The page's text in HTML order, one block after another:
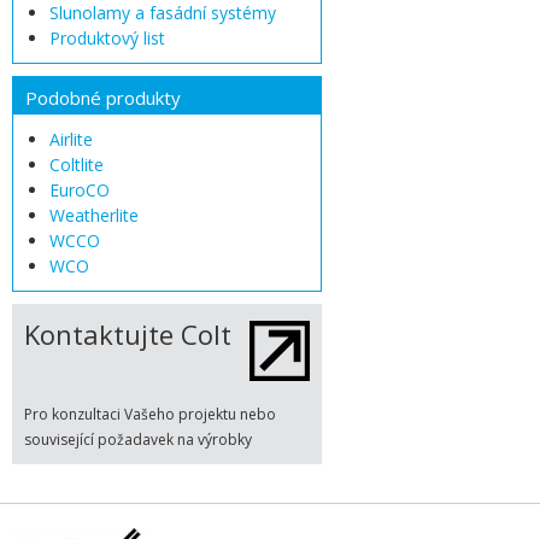
Slunolamy a fasádní systémy
Produktový list
Podobné produkty
Airlite
Coltlite
EuroCO
Weatherlite
WCCO
WCO
Kontaktujte Colt
Pro konzultaci Vašeho projektu nebo
související požadavek na výrobky